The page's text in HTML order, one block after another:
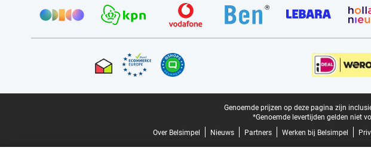
Genoemde prijzen op deze pagina zijn
*Genoemde levertijden gelden niet
Over Belsimpel
Nieuws Partners Werken bij Belsimpel